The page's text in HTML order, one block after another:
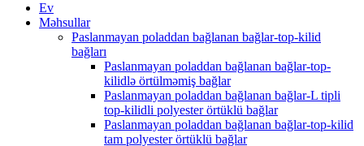
Ev
Məhsullar
Paslanmayan poladdan bağlanan bağlar-top-kilid
bağları
Paslanmayan poladdan bağlanan bağlar-top-
kilidlə örtülməmiş bağlar
Paslanmayan poladdan bağlanan bağlar-L tipli
top-kilidli polyester örtüklü bağlar
Paslanmayan poladdan bağlanan bağlar-top-kilid
tam polyester örtüklü bağlar